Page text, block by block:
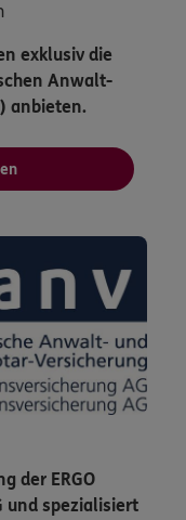
exklusiv die
Anwalt-
anbieten.
der ERGO
und spezialisiert